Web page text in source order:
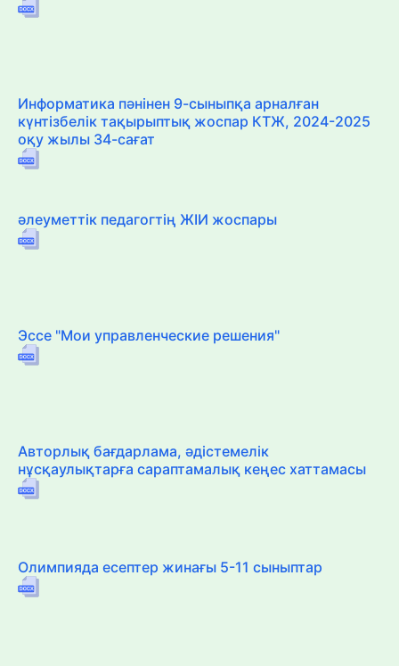
Информатика пәнінен 9-сыныпқа арналған
күнтізбелік тақырыптық жоспар КТЖ, 2024-2025
оқу жылы 34-сағат
әлеуметтік педагогтің ЖІИ жоспары
Эссе "Мои управленческие решения"
Авторлық бағдарлама, әдістемелік
нұсқаулықтарға сараптамалық кеңес хаттамасы
Олимпияда есептер жинағы 5-11 сыныптар